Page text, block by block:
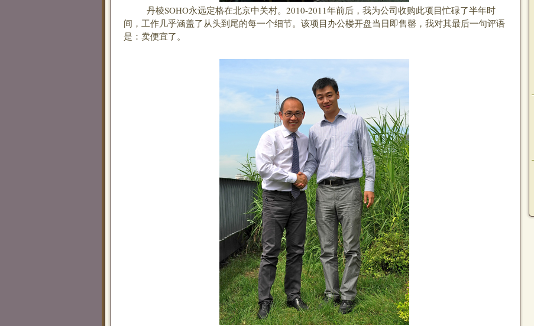
丹棱SOHO永远定格在北京中关村。2010-2011年前后，我为公司收购此项目忙碌了半年时
间，工作几乎涵盖了从头到尾的每一个细节。该项目办公楼开盘当日即售罄，我对其最后一句评语
是：卖便宜了。